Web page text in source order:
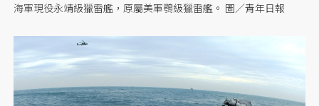
海軍現役永靖級獵雷艦，原屬美軍鶚級獵雷艦。 圖／青年日報